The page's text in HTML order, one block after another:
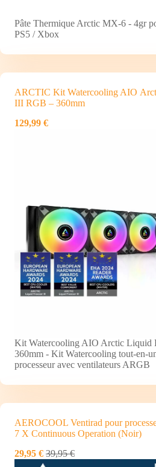
Pâte Thermique Arctic MX-6 - 4gr
PS5 / Xbox
ARCTIC Kit Watercooling AIO
III RGB – 360mm
129,99 €
Kit Watercooling AIO Arctic Liquid
360mm - Kit Watercooling tout-en-
processeur avec ventilateurs ARGB
AEROCOOL Ventirad pour
7 X Continuous Operation (Noir)
29,95 € 39,95 €